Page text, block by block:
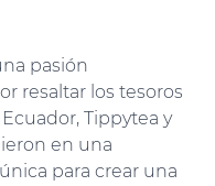
pasión
resaltar los tesoros
Tippytea y
en una
para crear una